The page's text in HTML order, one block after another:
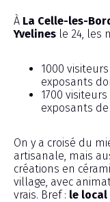
À La Celle-les-
Yvelines le 24, les
1000
exposants
1700
exposants
On y a croisé du
artisanale, mais
créations en
village, avec
vrais. Bref : le local